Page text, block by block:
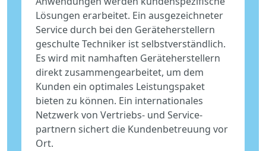
Lösungen erarbeitet. Ein ausgezeichneter
Service durch bei den Geräteherstellern
geschulte Techniker ist selbstverständlich.
Es wird mit namhaften Geräteherstellern
direkt zusammengearbeitet, um dem
Kunden ein optimales Leistungspaket
bieten zu können. Ein internationales
Netzwerk von Vertriebs- und Service-
partnern sichert die Kundenbetreuung vor
Ort.